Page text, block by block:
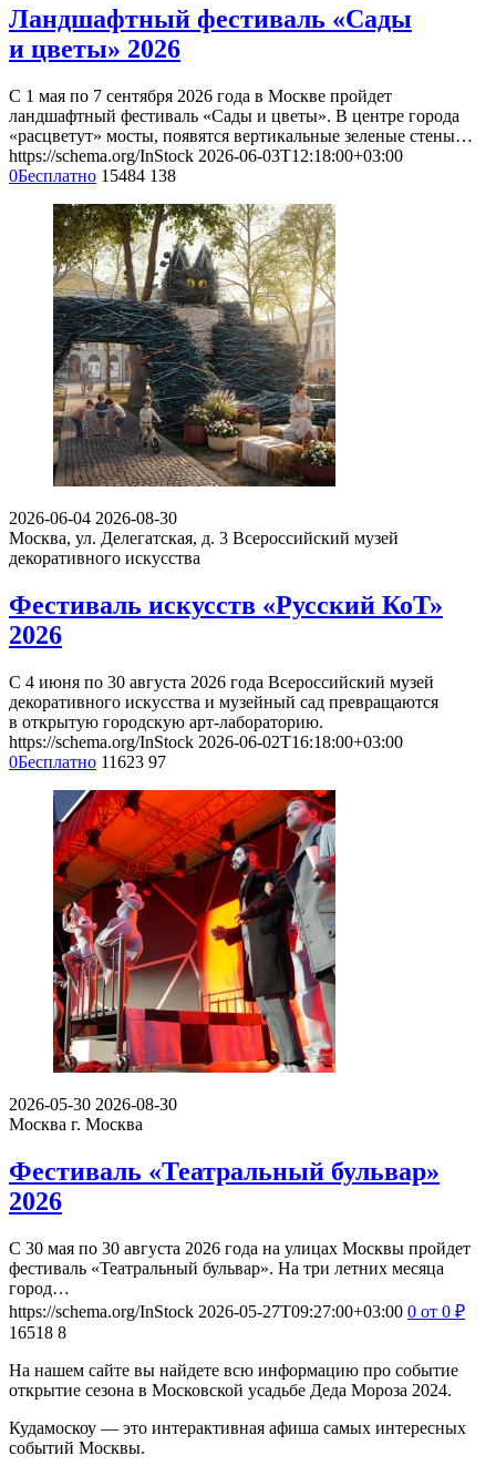
Ландшафтный фестиваль «Сады
и цветы» 2026
С 1 мая по 7 сентября 2026 года в Москве пройдет
ландшафтный фестиваль «Сады и цветы». В центре города
«расцветут» мосты, появятся вертикальные зеленые стены…
https://schema.org/InStock 2026-06-03T12:18:00+03:00
0Бесплатно 15484 138
2026-06-04 2026-08-30
Москва, ул. Делегатская, д. 3 Всероссийский музей
декоративного искусства
Фестиваль искусств «Русский КоТ»
2026
С 4 июня по 30 августа 2026 года Всероссийский музей
декоративного искусства и музейный сад превращаются
в открытую городскую арт-лабораторию.
https://schema.org/InStock 2026-06-02T16:18:00+03:00
0Бесплатно 11623 97
2026-05-30 2026-08-30
Москва г. Москва
Фестиваль «Театральный бульвар»
2026
С 30 мая по 30 августа 2026 года на улицах Москвы пройдет
фестиваль «Театральный бульвар». На три летних месяца
город…
https://schema.org/InStock 2026-05-27T09:27:00+03:00 0 от 0 ₽
16518 8
На нашем сайте вы найдете всю информацию про событие
открытие сезона в Московской усадьбе Деда Мороза 2024.
Кудамоскоу — это интерактивная афиша самых интересных
событий Москвы.